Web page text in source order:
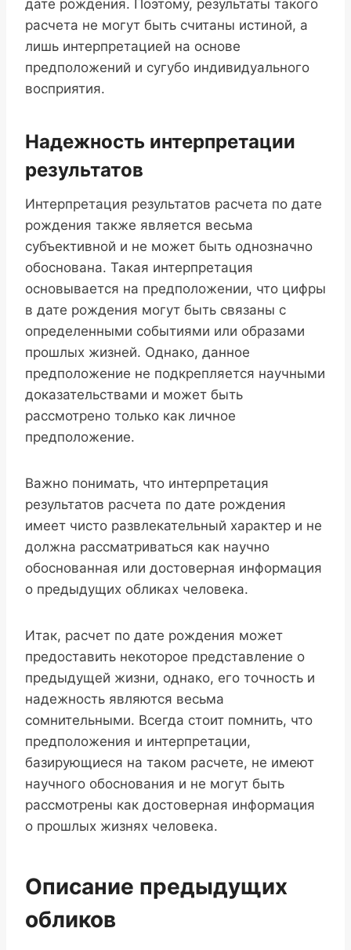
дате рождения. Поэтому, результаты такого
расчета не могут быть считаны истиной, а
лишь интерпретацией на основе
предположений и сугубо индивидуального
восприятия.
Надежность интерпретации
результатов
Интерпретация результатов расчета по дате
рождения также является весьма
субъективной и не может быть однозначно
обоснована. Такая интерпретация
основывается на предположении, что цифры
в дате рождения могут быть связаны с
определенными событиями или образами
прошлых жизней. Однако, данное
предположение не подкрепляется научными
доказательствами и может быть
рассмотрено только как личное
предположение.
Важно понимать, что интерпретация
результатов расчета по дате рождения
имеет чисто развлекательный характер и не
должна рассматриваться как научно
обоснованная или достоверная информация
о предыдущих обликах человека.
Итак, расчет по дате рождения может
предоставить некоторое представление о
предыдущей жизни, однако, его точность и
надежность являются весьма
сомнительными. Всегда стоит помнить, что
предположения и интерпретации,
базирующиеся на таком расчете, не имеют
научного обоснования и не могут быть
рассмотрены как достоверная информация
о прошлых жизнях человека.
Описание предыдущих
обликов